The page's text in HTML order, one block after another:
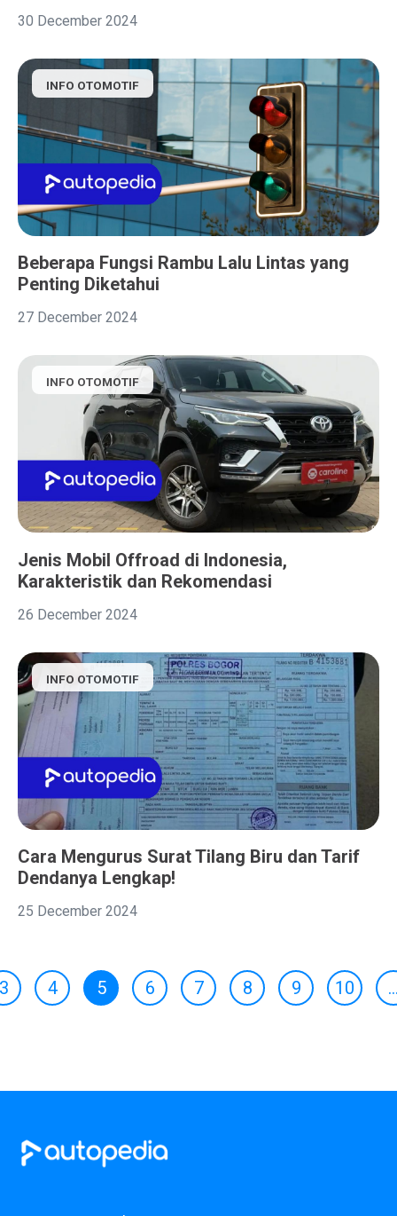
30 December 2024
INFO OTOMOTIF
Beberapa Fungsi Rambu Lalu Lintas yang
Penting Diketahui
27 December 2024
INFO OTOMOTIF
Jenis Mobil Offroad di Indonesia,
Karakteristik dan Rekomendasi
26 December 2024
INFO OTOMOTIF
Cara Mengurus Surat Tilang Biru dan Tarif
Dendanya Lengkap!
25 December 2024
4 5 6 7 8 9 10